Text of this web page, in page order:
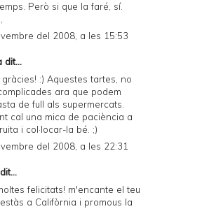
Però si que la faré, sí.
del 2008, a les 15:53
dit...
:) Aquestes tartes, no
ara que podem
de full als supermercats.
cal una mica de paciència a
i col·locar-la bé. ;)
del 2008, a les 22:31
felicitats! m'encante el teu
a Califòrnia i promous la